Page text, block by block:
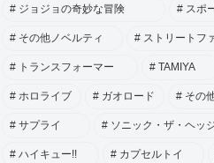
ジョジョの奇妙な冒険 スポ
その他ノベルティ ストリートフ
トランスフォーマー TAMIYA
ホロライブ ガオロード その
サプライ ソニック・ザ・ヘッ
ハイキュー!! カプセルトイ